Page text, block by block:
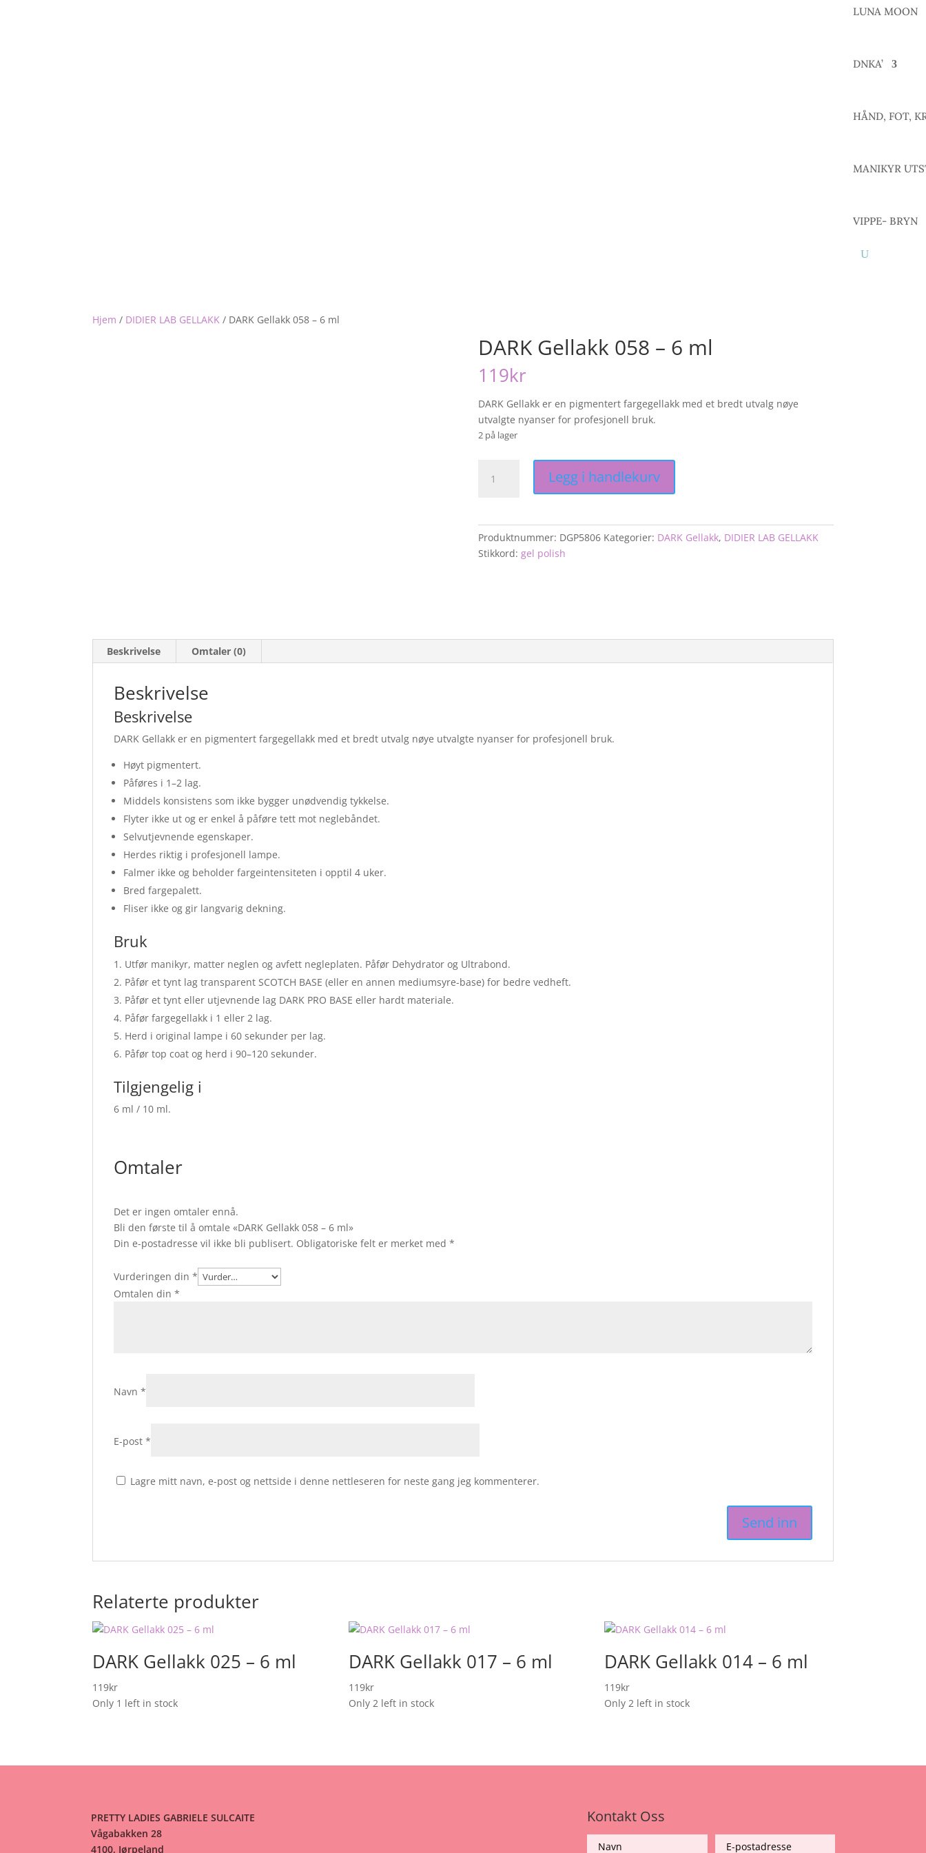
LUNA MOON
DNKA’
HÅND, FOT,
MANIKYR
VIPPE- BRYN
Hjem / DIDIER LAB GELLAKK / DARK Gellakk 058 – 6 ml
DARK Gellakk 058 – 6 ml
119kr
DARK Gellakk er en pigmentert fargegellakk med et bredt utvalg nøye
utvalgte nyanser for profesjonell bruk.
2 på lager
Gellakk
ml
Legg i handlekurv
Produktnummer: DGP5806 Kategorier: DARK Gellakk, DIDIER LAB GELLAKK
Stikkord: gel polish
Beskrivelse Omtaler (0)
Beskrivelse
Beskrivelse
DARK Gellakk er en pigmentert fargegellakk med et bredt utvalg nøye utvalgte nyanser for profesjonell bruk.
Høyt pigmentert.
Påføres i 1–2 lag.
Middels konsistens som ikke bygger unødvendig tykkelse.
Flyter ikke ut og er enkel å påføre tett mot neglebåndet.
Selvutjevnende egenskaper.
Herdes riktig i profesjonell lampe.
Falmer ikke og beholder fargeintensiteten i opptil 4 uker.
Bred fargepalett.
Fliser ikke og gir langvarig dekning.
Bruk
Utfør manikyr, matter neglen og avfett negleplaten. Påfør Dehydrator og Ultrabond.
Påfør et tynt lag transparent SCOTCH BASE (eller en annen mediumsyre-base) for bedre vedheft.
Påfør et tynt eller utjevnende lag DARK PRO BASE eller hardt materiale.
Påfør fargegellakk i 1 eller 2 lag.
Herd i original lampe i 60 sekunder per lag.
Påfør top coat og herd i 90–120 sekunder.
Tilgjengelig i
6 ml / 10 ml.
Omtaler
Det er ingen omtaler ennå.
Bli den første til å omtale «DARK Gellakk 058 – 6 ml»
Din e-postadresse vil ikke bli publisert. Obligatoriske felt er merket med*
Vurderingen din*
Omtalen din*
Navn*
E-post*
Lagre mitt navn, e-post og nettside i denne nettleseren for neste gang jeg kommenterer.
Relaterte produkter
DARK Gellakk 025 – 6 ml
119kr
Only 1 left in stock
DARK Gellakk 017 – 6 ml
119kr
Only 2 left in stock
DARK Gellakk 014 – 6 ml
119kr
Only 2 left in stock
PRETTY LADIES GABRIELE SULCAITE
Vågabakken 28
4100, Jørpeland
Kontakt Oss